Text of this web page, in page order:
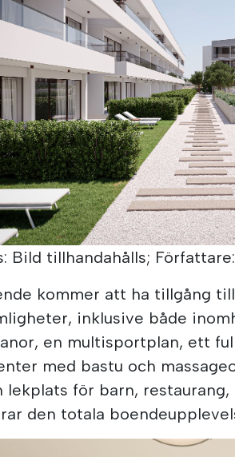
Bild tillhandahålls;
kommer att ha tillgång
inklusive både
en multisportplan, ett
med bastu och
lekplats för barn,
den totala